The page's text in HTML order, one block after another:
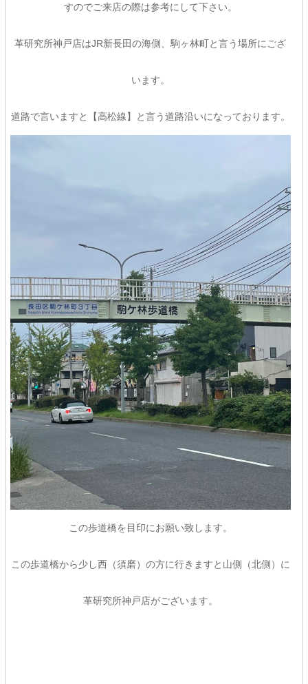
すのでご来店の際は参考にして下さい。
革研究所神戸店はJR新長田の海側、駒ヶ林町と言う場所にござ
います。
道路で言いますと【高松線】と言う道路沿いになっております。
この歩道橋を目印にお願い致します。
この歩道橋から少し西（須磨）の方に行きますと山側（北側）に
革研究所神戸店がございます。